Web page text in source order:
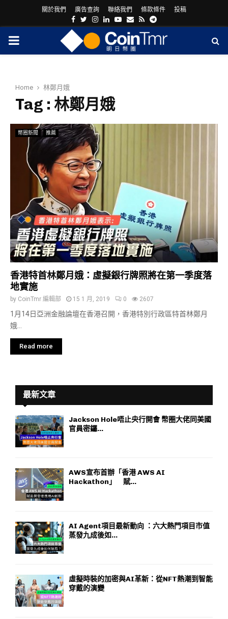
關於我們 廣告查詢 聯絡我們 條款條件 投稿
Facebook
Twitter
Instagram
LinkedinYoutube
Email
RssTelegram
PRIMARY
Home 林鄭月娥
Tag : 林鄭月娥
幣圈新聞 推薦
香港特首林鄭月娥：虛擬銀行牌照將在第一季度落
地實施
by CoinTmr 編輯部 15 1 月, 2019 0 2607
1月14日亞洲金融論壇在香港召開，香港特別行政區特首林鄭月
娥...
Read more
最新文章
Jackson Hole唔止央行開會 幣圈大佬同美國
官員密鑼...
AWS宣布首辦「香港 AWS AI
Hackathon」 賦...
AI Agent項目最新動向 ：六大熱門項目市值
蒸發九成後如...
虛擬時裝的加密與AI革新：從NFT熱潮到智能
穿戴的演變